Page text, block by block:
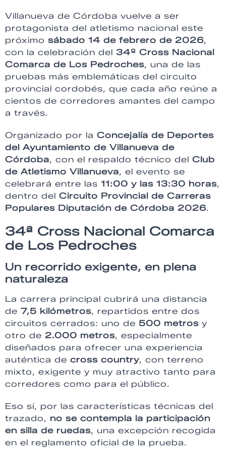
Villanueva de Córdoba vuelve a ser
protagonista del atletismo nacional este
próximo sábado 14 de febrero de 2026,
con la celebración del 34º Cross Nacional
Comarca de Los Pedroches, una de las
pruebas más emblemáticas del circuito
provincial cordobés, que cada año reúne a
cientos de corredores amantes del campo
a través.
Organizado por la Concejalía de Deportes
del Ayuntamiento de Villanueva de
Córdoba, con el respaldo técnico del Club
de Atletismo Villanueva, el evento se
celebrará entre las 11:00 y las 13:30 horas,
dentro del Circuito Provincial de Carreras
Populares Diputación de Córdoba 2026.
34ª Cross Nacional Comarca
de Los Pedroches
Un recorrido exigente, en plena
naturaleza
La carrera principal cubrirá una distancia
de 7,5 kilómetros, repartidos entre dos
circuitos cerrados: uno de 500 metros y
otro de 2.000 metros, especialmente
diseñados para ofrecer una experiencia
auténtica de cross country, con terreno
mixto, exigente y muy atractivo tanto para
corredores como para el público.
Eso sí, por las características técnicas del
trazado, no se contempla la participación
en silla de ruedas, una excepción recogida
en el reglamento oficial de la prueba.